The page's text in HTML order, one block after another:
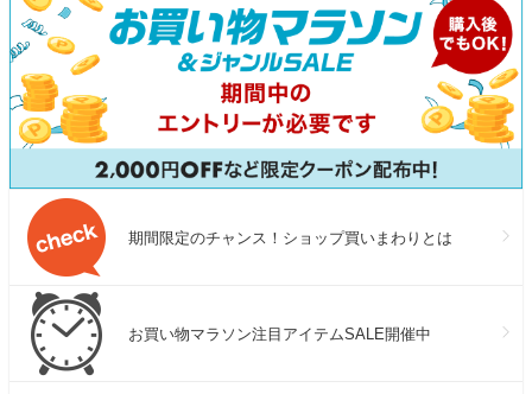
期間限定のチャンス！ショップ買いまわりとは
お買い物マラソン注目アイテムSALE開催中